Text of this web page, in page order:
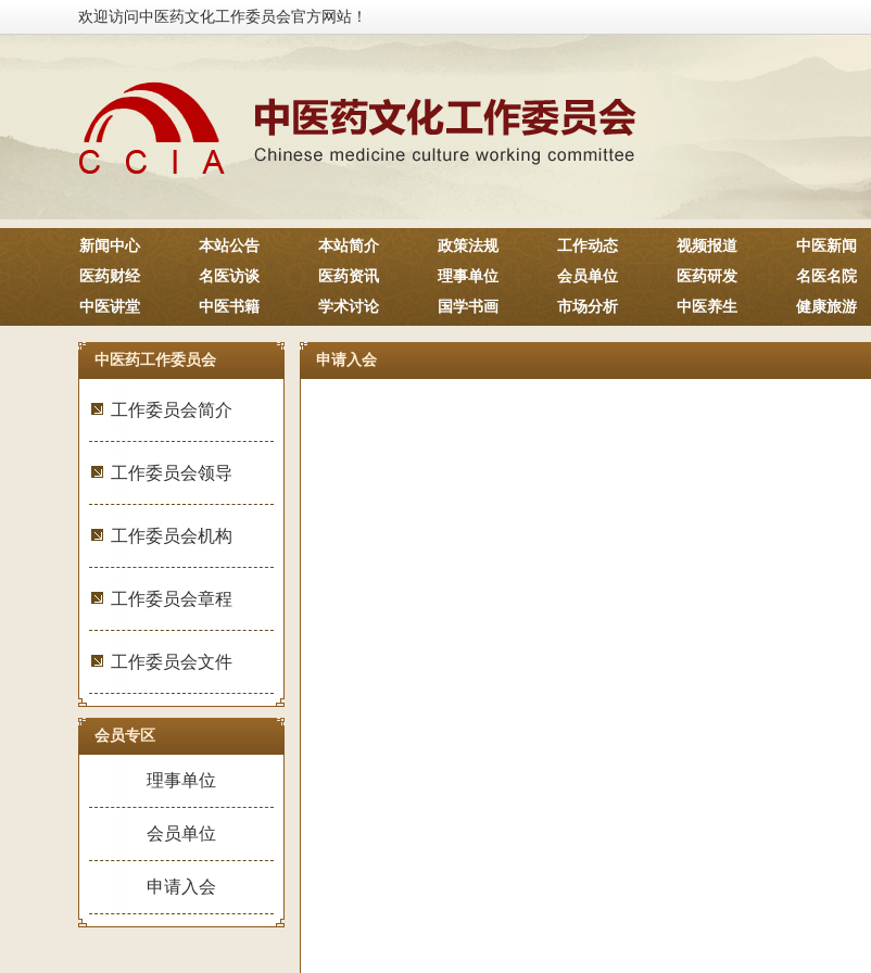
欢迎访问中医药文化工作委员会官方网站！
新闻中心 本站公告 本站简介 政策法规 工作动态 视频报道 中医新闻
医药财经
名医访谈 医药资讯 理事单位 会员单位 医药研发 名医名院
中医讲堂
中医书籍 学术讨论 国学书画 市场分析 中医养生 健康旅游
中医药工作委员会
工作委员会简介
工作委员会领导
工作委员会机构
工作委员会章程
工作委员会文件
会员专区
理事单位
会员单位
申请入会
申请入会